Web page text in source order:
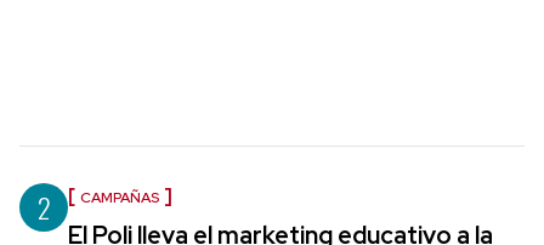
2 CAMPAÑAS
El Poli lleva el marketing educativo a la